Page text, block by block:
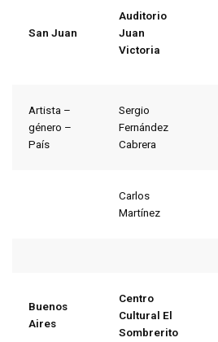
San Juan
Auditorio
Juan
Victoria
Artista –
género –
País
Sergio
Fernández
Cabrera
Carlos
Martínez
Buenos
Aires
Centro
Cultural El
Sombrerito